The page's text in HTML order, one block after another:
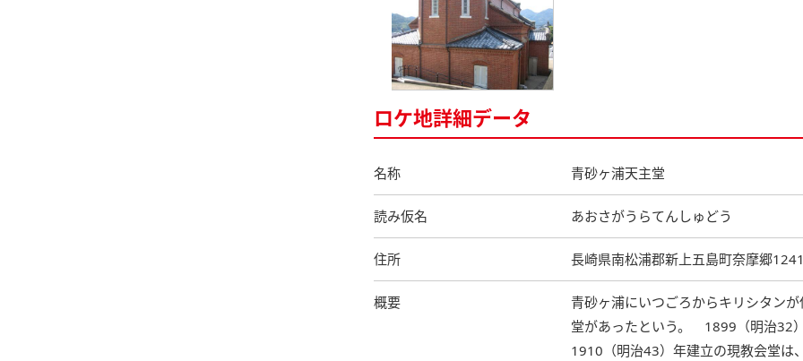
ロケ地詳細データ
名称 青砂ヶ浦天主堂
読み仮名 あおさがうらてんしゅどう
住所 長崎県南松浦郡新上五島町奈摩郷1241
概要
青砂ヶ浦にいつごろからキリシタン
堂があったという。 1899（明治32
1910（明治43）年建立の現教会堂は